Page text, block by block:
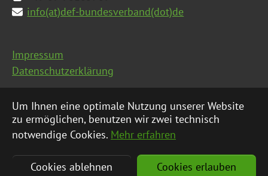
Um Ihnen eine optimale Nutzung unserer Website
zu ermöglichen, benutzen wir zwei technisch
notwendige Cookies. Mehr erfahren
Cookies ablehnen Cookies erlauben
info(at)def-bundesverband(dot)de
Impressum
Datenschutzerklärung
© 2026 Deutscher Evangelischer Frauenbund e.V.|
Eine Webseite vonWerner Groß